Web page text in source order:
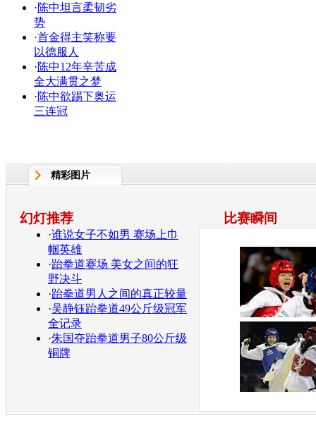
·陈中坦言柔韧劣
势
·首金得主笑称要
以德服人
·陈中12年辛苦成
全大满贯之梦
·陈中欲踢下奥运
三连冠
精彩图片
幻灯推荐
·谁说女子不如男 赛场上巾
帼英雄
·跆拳道赛场 美女之间的狂
野决斗
·跆拳道男人之间的真正较量
·吴静钰跆拳道49公斤级冠军
全记录
·朱国夺跆拳道男子80公斤级
铜牌
比赛瞬间